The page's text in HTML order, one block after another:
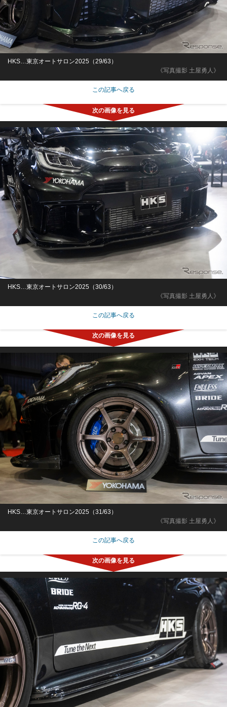
《写真撮影 土屋勇人》
HKS…東京オートサロン2025（29/63）
この記事へ戻る
《写真撮影 土屋勇人》
HKS…東京オートサロン2025（30/63）
この記事へ戻る
《写真撮影 土屋勇人》
HKS…東京オートサロン2025（31/63）
この記事へ戻る